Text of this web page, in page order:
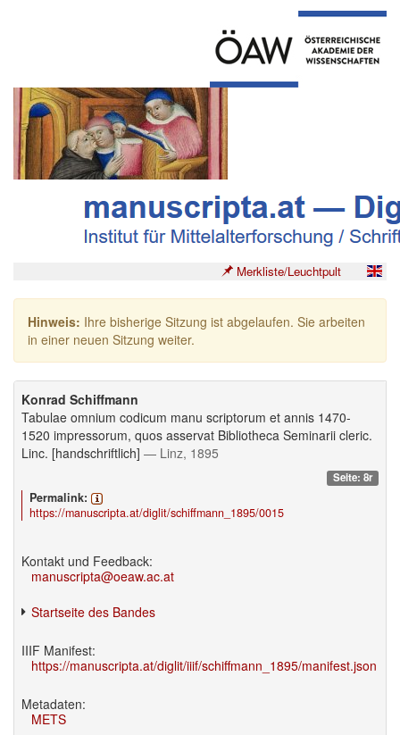
Merkliste/Leuchtpult
Hinweis: Ihre bisherige Sitzung ist abgelaufen. Sie arbeiten
in einer neuen Sitzung weiter.
Konrad Schiffmann
Tabulae omnium codicum manu scriptorum et annis 1470-
1520 impressorum, quos asservat Bibliotheca Seminarii cleric.
Linc. [handschriftlich] — Linz, 1895
Seite: 8r
Permalink:
https://manuscripta.at/diglit/schiffmann_1895/0015
Kontakt und Feedback:
manuscripta@oeaw.ac.at
Startseite des Bandes
IIIF Manifest:
https://manuscripta.at/diglit/iiif/schiffmann_1895/manifest.json
Metadaten:
METS